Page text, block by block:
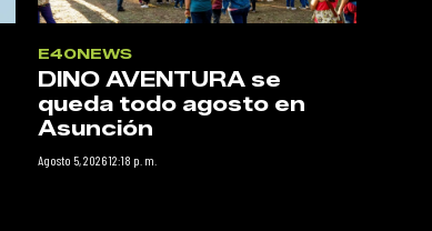
E40NEWS
DINO AVENTURA se
queda todo agosto en
Asunción
Agosto 5, 2026 12:18 p. m.